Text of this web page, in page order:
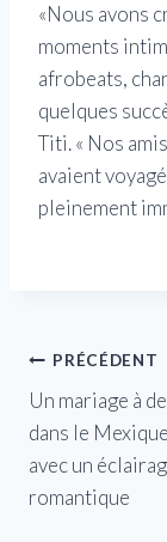
«Nous avons
moments
afrobeats,
quelques
Titi. « Nos
avaient
pleinement
de
l’article
PRÉCÉDENT
Un mariage à
dans le
avec un
romantique